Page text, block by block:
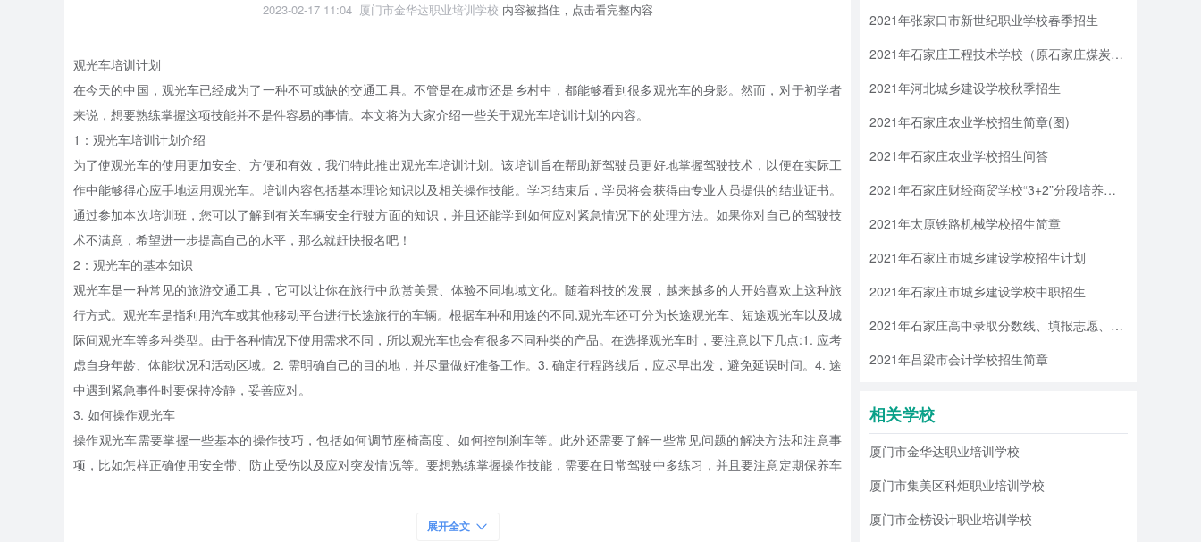
2023-02-17 11:04 厦门市金华达职业培训学校 内容被挡住，点击看完整内容
观光车培训计划
在今天的中国，观光车已经成为了一种不可或缺的交通工具。不管是在城市还是乡村中，都能够看到很多观光车的身影。然而，对于初学者
来说，想要熟练掌握这项技能并不是件容易的事情。本文将为大家介绍一些关于观光车培训计划的内容。
1：观光车培训计划介绍
为了使观光车的使用更加安全、方便和有效，我们特此推出观光车培训计划。该培训旨在帮助新驾驶员更好地掌握驾驶技术，以便在实际工
作中能够得心应手地运用观光车。培训内容包括基本理论知识以及相关操作技能。学习结束后，学员将会获得由专业人员提供的结业证书。
通过参加本次培训班，您可以了解到有关车辆安全行驶方面的知识，并且还能学到如何应对紧急情况下的处理方法。如果你对自己的驾驶技
术不满意，希望进一步提高自己的水平，那么就赶快报名吧！
2：观光车的基本知识
观光车是一种常见的旅游交通工具，它可以让你在旅行中欣赏美景、体验不同地域文化。随着科技的发展，越来越多的人开始喜欢上这种旅
行方式。观光车是指利用汽车或其他移动平台进行长途旅行的车辆。根据车种和用途的不同,观光车还可分为长途观光车、短途观光车以及城
际间观光车等多种类型。由于各种情况下使用需求不同，所以观光车也会有很多不同种类的产品。在选择观光车时，要注意以下几点:1. 应考
虑自身年龄、体能状况和活动区域。2. 需明确自己的目的地，并尽量做好准备工作。3. 确定行程路线后，应尽早出发，避免延误时间。4. 途
中遇到紧急事件时要保持冷静，妥善应对。
3. 如何操作观光车
操作观光车需要掌握一些基本的操作技巧，包括如何调节座椅高度、如何控制刹车等。此外还需要了解一些常见问题的解决方法和注意事
项，比如怎样正确使用安全带、防止受伤以及应对突发情况等。要想熟练掌握操作技能，需要在日常驾驶中多练习，并且要注意定期保养车
展开全文
2021年张家口市新世纪职业学校春季招生
2021年石家庄工程技术学校（原石家庄煤炭工业学校）招生简章
2021年河北城乡建设学校秋季招生
2021年石家庄农业学校招生简章(图)
2021年石家庄农业学校招生问答
2021年石家庄财经商贸学校“3+2”分段培养全日制大专招生
2021年太原铁路机械学校招生简章
2021年石家庄市城乡建设学校招生计划
2021年石家庄市城乡建设学校中职招生
2021年石家庄高中录取分数线、填报志愿、招生录取安排
2021年吕梁市会计学校招生简章
相关学校
厦门市金华达职业培训学校
厦门市集美区科炬职业培训学校
厦门市金榜设计职业培训学校